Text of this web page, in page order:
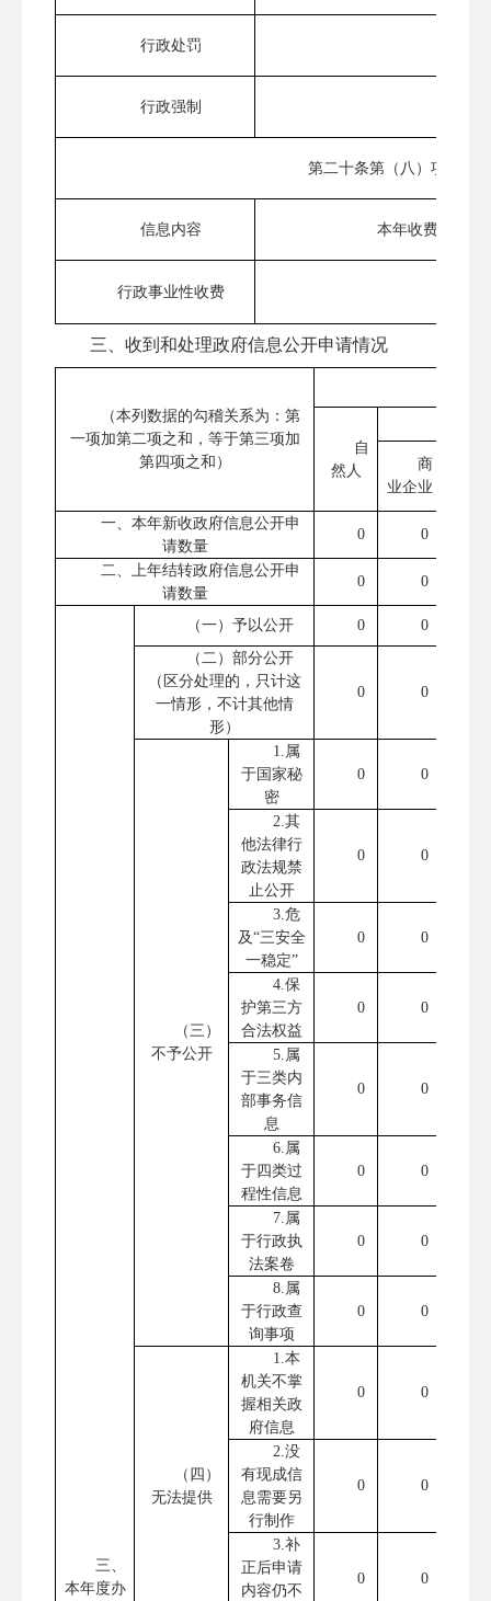
行政处罚
行政强制
第二十条第（八）项
信息内容 本年收费金额（
行政事业性收费
三、收到和处理政府信息公开申请情况
（本列数据的勾稽关系为：第
一项加第二项之和，等于第三项加
第四项之和）
自
然人
商
业企业
一、本年新收政府信息公开申
请数量
0 0
二、上年结转政府信息公开申
请数量
0 0
三、
本年度办
（一）予以公开 0 0
（二）部分公开
（区分处理的，只计这
一情形，不计其他情
形）
0 0
（三）
不予公开
1.属
于国家秘
密
0 0
2.其
他法律行
政法规禁
止公开
0 0
3.危
及“三安全
一稳定”
0 0
4.保
护第三方
合法权益
0 0
5.属
于三类内
部事务信
息
0 0
6.属
于四类过
程性信息
0 0
7.属
于行政执
法案卷
0 0
8.属
于行政查
询事项
0 0
（四）
无法提供
1.本
机关不掌
握相关政
府信息
0 0
2.没
有现成信
息需要另
行制作
0 0
3.补
正后申请
内容仍不
0 0